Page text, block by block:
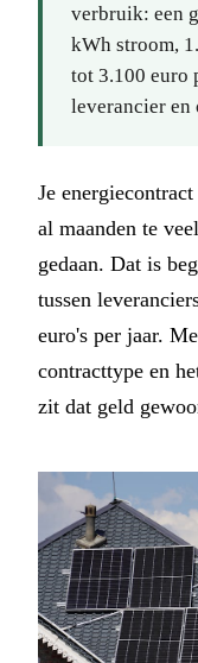
verbruik: een
kWh stroom,
tot 3.100 euro
leverancier en
Je
al maanden te
gedaan. Dat is
tussen
euro's per jaar.
contracttype en
zit dat geld